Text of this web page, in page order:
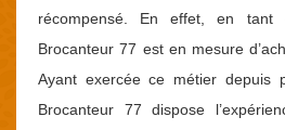
récompensé. En effet, en tant
Brocanteur 77 est en mesure
Ayant exercée ce métier depuis
Brocanteur 77 dispose